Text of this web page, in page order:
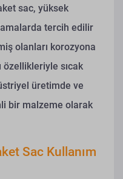
sac, yüksek
tercih edilir
olanları korozyona
özellikleriyle sıcak
üretimde ve
bir malzeme olarak
Sac Kullanım